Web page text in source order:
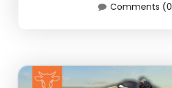
Comments